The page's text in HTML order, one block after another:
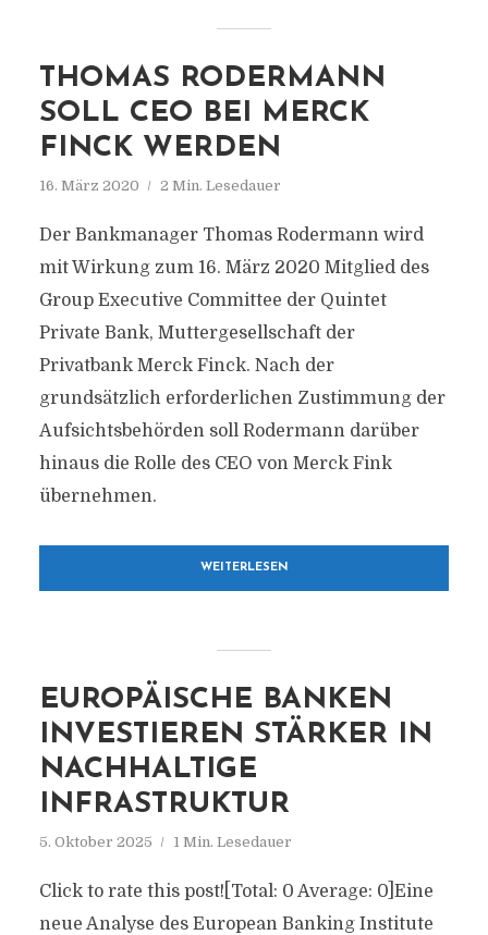
THOMAS RODERMANN
SOLL CEO BEI MERCK
FINCK WERDEN
16. März 2020 2 Min. Lesedauer
Der Bankmanager Thomas Rodermann wird
mit Wirkung zum 16. März 2020 Mitglied des
Group Executive Committee der Quintet
Private Bank, Muttergesellschaft der
Privatbank Merck Finck. Nach der
grundsätzlich erforderlichen Zustimmung der
Aufsichtsbehörden soll Rodermann darüber
hinaus die Rolle des CEO von Merck Fink
übernehmen.
WEITERLESEN
EUROPÄISCHE BANKEN
INVESTIEREN STÄRKER IN
NACHHALTIGE
INFRASTRUKTUR
5. Oktober 2025 1 Min. Lesedauer
Click to rate this post![Total: 0 Average: 0]Eine
neue Analyse des European Banking Institute